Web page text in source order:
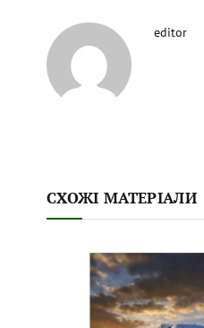
editor
СХОЖІ МАТЕРІАЛИ